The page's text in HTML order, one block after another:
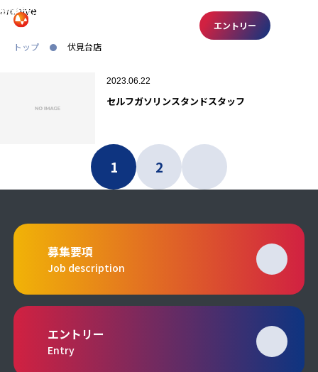
エントリー
archive
勤務先:
トップ 伏見台店
2023.06.22
セルフガソリンスタンドスタッフ
1 2
募集要項
Job description
エントリー
Entry